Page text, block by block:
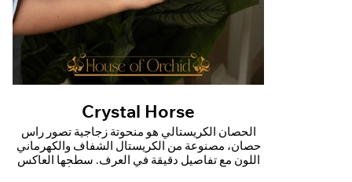
Crystal Horse
الحصان الكريستالي هو منحوتة زجاجية تصور رأس
حصان، مصنوعة من الكريستال الشفاف والكهرماني
اللون مع تفاصيل دقيقة في العرف. سطحها العاكس